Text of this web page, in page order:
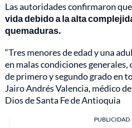
Las autoridades confirmaron que
vida debido a la alta
quemaduras.
“Tres menores de edad y una
en malas condiciones generales,
de primero y segundo grado en
Jairo Andrés Valencia, médico
Dios de Santa Fe de Antioquia
PUBLICIDAD